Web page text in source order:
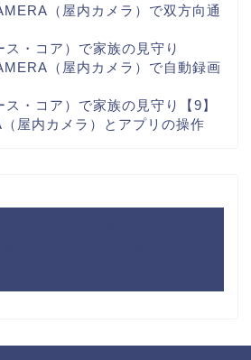
（屋内カメラ）で双方向通
・コア）で家族の見守り
（屋内カメラ）で自動録画
・コア）で家族の見守り【9】
屋内カメラ）とアプリの操作